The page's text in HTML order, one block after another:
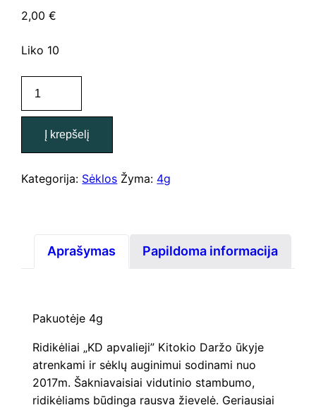
2,00€
Liko 10
kiekis:
Ridikėliai
apvalieji"
Į krepšelį
Kategorija: Sėklos Žyma: 4g
Aprašymas Papildoma informacija
Pakuotėje 4g
Ridikėliai „KD apvalieji” Kitokio Daržo ūkyje
atrenkami ir sėklų auginimui sodinami nuo
2017m. Šakniavaisiai vidutinio stambumo,
ridikėliams būdinga rausva žievelė. Geriausiai